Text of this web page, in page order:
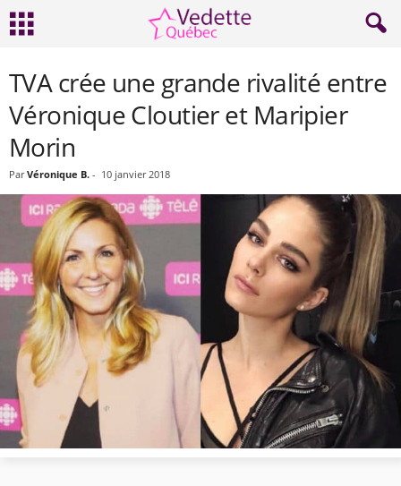
TVA crée une grande rivalité entre
Véronique Cloutier et Maripier
Morin
Par Véronique B. - 10 janvier 2018